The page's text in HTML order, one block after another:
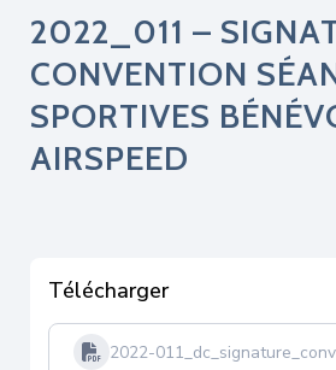
2022_011 –
CONVENTION
SPORTIVES
AIRSPEED
Télécharger
2022-